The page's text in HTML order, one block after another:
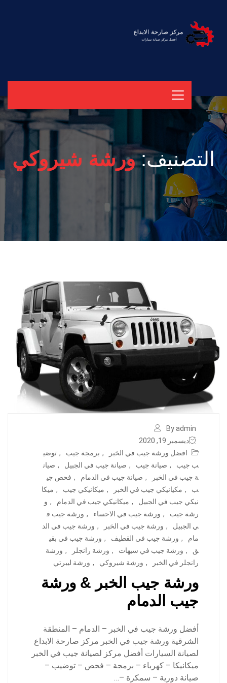
التصنيف:ورشة شيروكي
By admin
ديسمبر 19, 2020
افضل ورشة جيب في الخبر
, برمجة جيب , توضي
ب جيب
, صيانة جيب , صيانة جيب في الجبيل , صيان
ة جيب في الخبر
, صيانة جيب في الدمام , فحص جي
ب
, مكيانيكي جيب في الخبر , ميكانيكي جيب , ميكا
نيكي جيب في الجبيل
, ميكانيكي جيب في الدمام , و
رشة جيب
, ورشة جيب في الاحساء , ورشة جيب ف
ي الجبيل
, ورشة جيب في الخبر , ورشة جيب في الد
مام
, ورشة جيب في القطيف , ورشة جيب في بقي
ق
, ورشة جيب في سيهات , ورشة رانجلر , ورشة
رانجلر في الخبر
, ورشة شيروكي , ورشة ليبرتي
ورشة جيب الخبر & ورشة
جيب الدمام
أفضل ورشة جيب في الخبر – الدمام – المنطقة
الشرقية ورشة جيب في الخبر مركز صارحة الابداع
لصيانة السيارات أفضل مركز لصيانة جيب في الخبر
ميكانيكا – كهرباء – برمجة – فحص – توضيب –
صيانة دورية – سمكرة –…